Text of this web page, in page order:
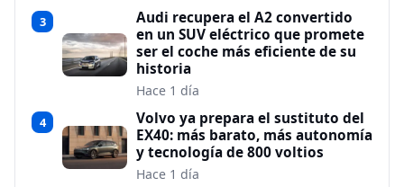
3
Audi recupera el A2 convertido
en un SUV eléctrico que promete
ser el coche más eficiente de su
historia
Hace 1 día
4
Volvo ya prepara el sustituto del
EX40: más barato, más autonomía
y tecnología de 800 voltios
Hace 1 día